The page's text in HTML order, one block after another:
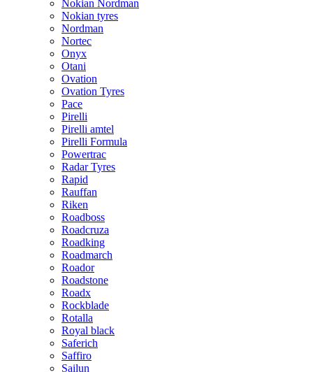
Nokian Nordman
Nokian tyres
Nordman
Nortec
Onyx
Otani
Ovation
Ovation Tyres
Pace
Pirelli
Pirelli amtel
Pirelli Formula
Powertrac
Radar Tyres
Rapid
Rauffan
Riken
Roadboss
Roadcruza
Roadking
Roadmarch
Roador
Roadstone
Roadx
Rockblade
Rotalla
Royal black
Saferich
Saffiro
Sailun